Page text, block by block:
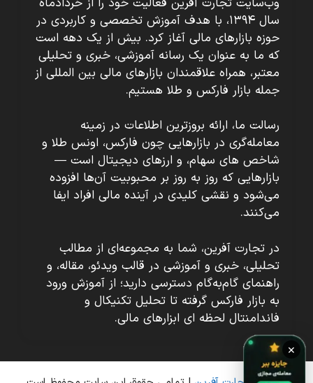
سال ۱۳۹۴، با هدف آموزش تخصصی و کاربردی در
حوزه بازارهای مالی آغاز کرد. بیش از یک دهه است
که ما به عنوان یک رسانه آموزشی، خبری و تحلیلی
معتبر، همراه علاقمندان بازارهای مالی بین المللی از
جمله بازار فارکس و طلا هستیم.
رسالت ما، ارائه بروزترین اطلاعات در زمینه
معامله‌گری در بازارهایی چون فارکس، اونس طلا و
شاخص های سهام، و ارزهای دیجیتال است —
بازارهایی که روز به روز بر محبوبیت آن‌ها افزوده
می‌شود و نقشی کلیدی در آینده مالی افراد ایفا
می‌کنند.
در تجارت آفرین، شما به مجموعه‌ای از مطالب
تحلیلی، خبری و آموزشی در قالب ویدئو، مقاله، و
راهنمای گام‌به‌گام دسترسی دارید؛ از آموزش ورود
به بازار فارکس گرفته تا تحلیل تکنیکال و
فاندامنتال لحظه ای ابزارهای مالی.
×